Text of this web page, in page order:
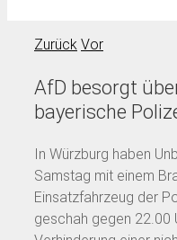
Zurück Vor
AfD besorgt
bayerische
In Würzburg haben
Samstag mit einem
Einsatzfahrzeug der
geschah gegen 22.00